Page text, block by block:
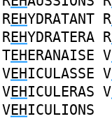
REHYDRATANT R
REHYDRATERA R
TEHERANAISE V
VEHICULASSE V
VEHICULERAS V
VEHICULIONS